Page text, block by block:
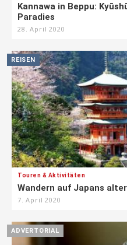
Kannawa in Beppu:
Paradies
28. April 2020
REISEN
Touren & Aktivitäten
Wandern auf Japans
7. April 2020
ADVERTORIAL